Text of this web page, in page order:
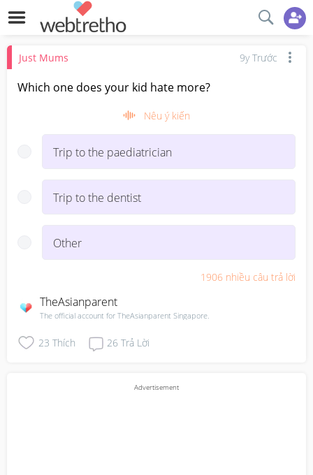
Just Mums 9y Trước
Which one does your kid hate more?
Nêu ý kiến
Trip to the paediatrician
Trip to the dentist
Other
1906 nhiều câu trả lời
TheAsianparent
The official account for TheAsianparent Singapore.
23 Thích 26 Trả Lời